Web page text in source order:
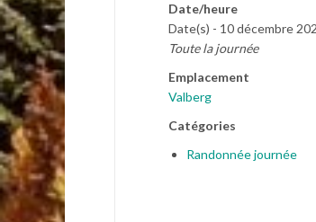
Date/heure
Date(s) - 10 décembre
Toute la journée
Emplacement
Valberg
Catégories
Randonnée journée